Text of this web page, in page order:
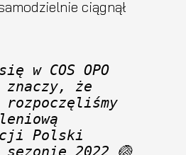
ciągnął
w COS OPO
znaczy, że
Polski